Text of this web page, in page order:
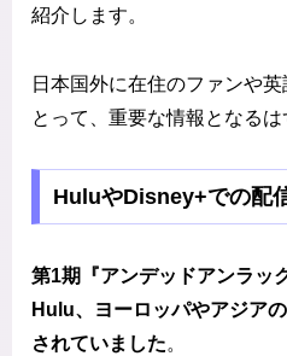
紹介します。
日本国外に在住のファンや
とって、重要な情報となるは
HuluやDisney+での配
第1期『アンデッドアンラッ
Hulu、ヨーロッパやアジア
されていました。